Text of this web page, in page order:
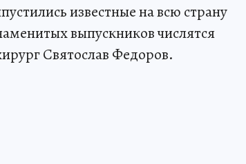
известные на всю страну
выпускников числятся
Святослав Федоров.